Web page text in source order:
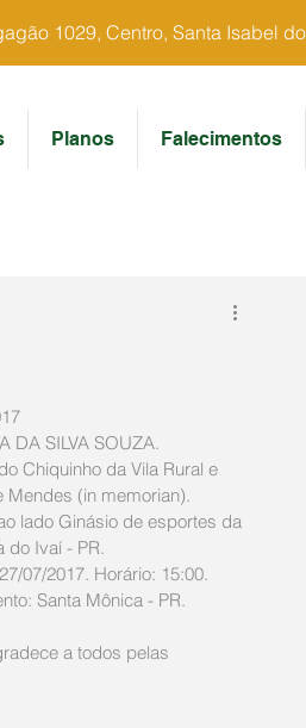
1029, Centro, Santa Isabel
Planos Falecimentos
DA SILVA SOUZA.
Chiquinho da Vila Rural e
Mendes (in memorian).
lado Ginásio de esportes da
do Ivaí - PR.
07/2017. Horário: 15:00.
Santa Mônica - PR.
a todos pelas